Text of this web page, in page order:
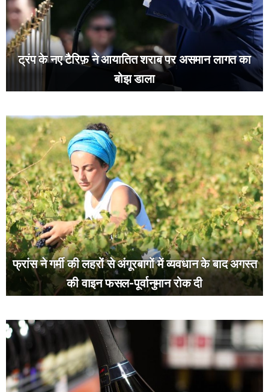
ट्रंप के नए टैरिफ़ ने आयातित शराब पर असमान लागत का
बोझ डाला
फ्रांस ने गर्मी की लहरों से अंगूरबागों में व्यवधान के बाद अगस्त
की वाइन फसल-पूर्वानुमान रोक दी